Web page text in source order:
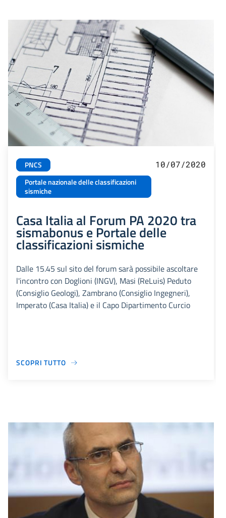
PNCS
Portale nazionale delle classificazioni
sismiche
10/07/2020
Casa Italia al Forum PA 2020 tra
sismabonus e Portale delle
classificazioni sismiche
Dalle 15.45 sul sito del forum sarà possibile ascoltare
l'incontro con Doglioni (INGV), Masi (ReLuis) Peduto
(Consiglio Geologi), Zambrano (Consiglio Ingegneri),
Imperato (Casa Italia) e il Capo Dipartimento Curcio
SCOPRI TUTTO